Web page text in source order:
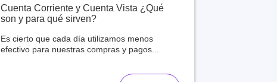
Cuenta Corriente y Cuenta Vista ¿Qué
son y para qué sirven?
Es cierto que cada día utilizamos menos
efectivo para nuestras compras y pagos...